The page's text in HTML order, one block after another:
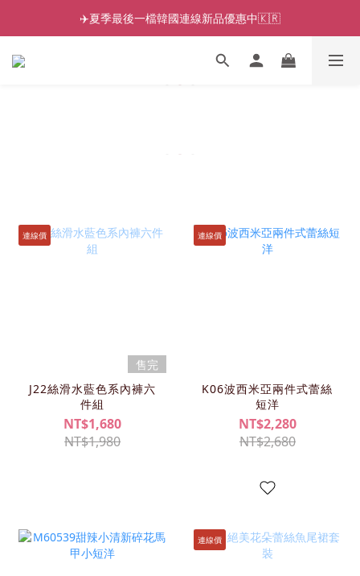
✈️夏季最後一檔韓國連線新品優惠中🇰🇷
連線價
售完
J22絲滑水藍色系內褲六
件組
NT$1,680
NT$1,980
連線價
K06波西米亞兩件式蕾絲
短洋
NT$2,280
NT$2,680
連線價